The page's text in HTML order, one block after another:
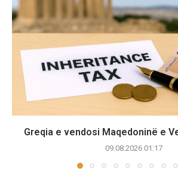
Greqia e vendosi Maqedoninë e
09.08.2026 01:17